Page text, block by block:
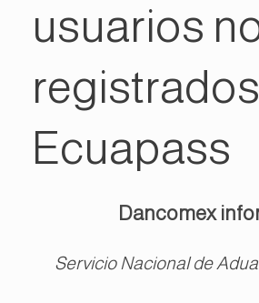
usuarios
Ecuapass
Dancomex
Servicio Nacional de